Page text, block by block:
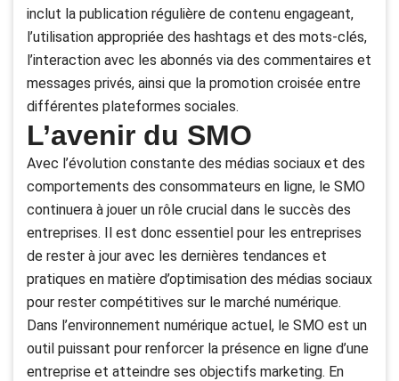
inclut la publication régulière de contenu engageant,
l’utilisation appropriée des hashtags et des mots-clés,
l’interaction avec les abonnés via des commentaires et
messages privés, ainsi que la promotion croisée entre
différentes plateformes sociales.
L’avenir du SMO
Avec l’évolution constante des médias sociaux et des
comportements des consommateurs en ligne, le SMO
continuera à jouer un rôle crucial dans le succès des
entreprises. Il est donc essentiel pour les entreprises
de rester à jour avec les dernières tendances et
pratiques en matière d’optimisation des médias sociaux
pour rester compétitives sur le marché numérique.
Dans l’environnement numérique actuel, le SMO est un
outil puissant pour renforcer la présence en ligne d’une
entreprise et atteindre ses objectifs marketing. En